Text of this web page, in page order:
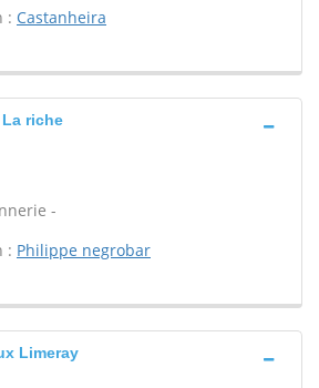
: Castanheira
riche
-
: Philippe negrobar
Limeray